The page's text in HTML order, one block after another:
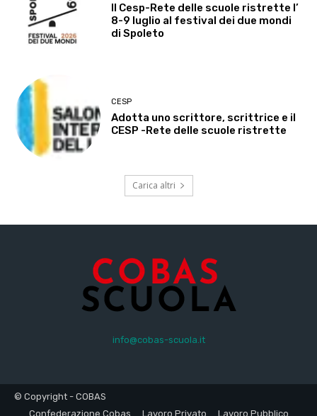
Il Cesp-Rete delle scuole ristrette l’
8-9 luglio al festival dei due mondi
di Spoleto
CESP
Adotta uno scrittore, scrittrice e il
CESP -Rete delle scuole ristrette
Carica altri
info@cobas-scuola.it
© Copyright - COBAS
Confederazione Cobas
Lavoro Privato Lavoro Pubblico